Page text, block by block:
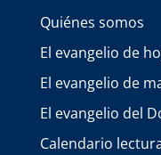
Quiénes somos
El evangelio de
El evangelio de
El evangelio del
Calendario